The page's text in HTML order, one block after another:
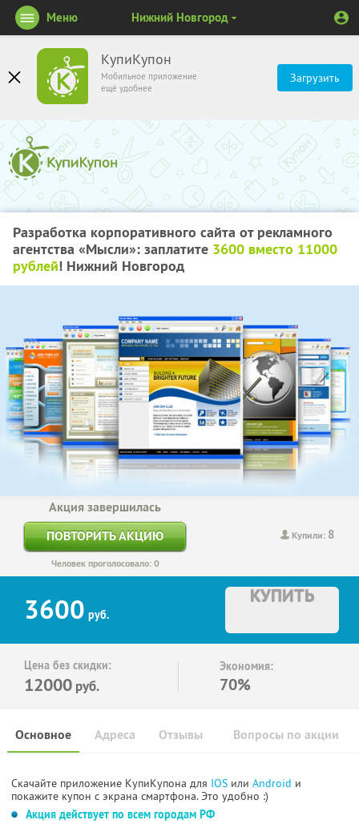
КупиКупон
Мобильное приложение
ещё удобнее
Загрузить
Меню Нижний Новгород
Разработка корпоративного сайта от рекламного
агентства «Мысли»: заплатите 3600 вместо 11000
рублей! Нижний Новгород
Купили: 8
Акция завершилась
ПОВТОРИТЬ АКЦИЮ
Человек проголосовало: 0
3600 руб.
КУПИТЬ
Цена без скидки:
12000 руб.
Экономия:
70%
Основное Отзывы Вопросы по акции
Адреса
Скачайте приложение КупиКупона для IOS или Android и
покажите купон с экрана смартфона. Это удобно :)
Акция действует по всем городам РФ